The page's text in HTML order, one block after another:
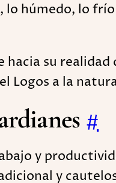
húmedo, lo
su
Logos a la
#
y
y